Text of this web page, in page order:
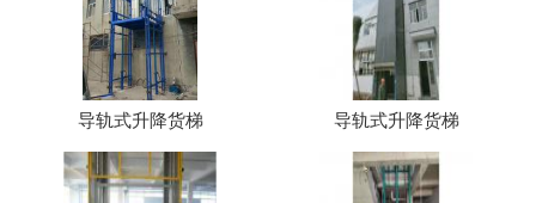
导轨式升降货梯 导轨式升降货梯